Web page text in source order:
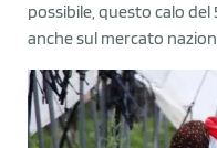
possibile, questo calo
anche sul mercato